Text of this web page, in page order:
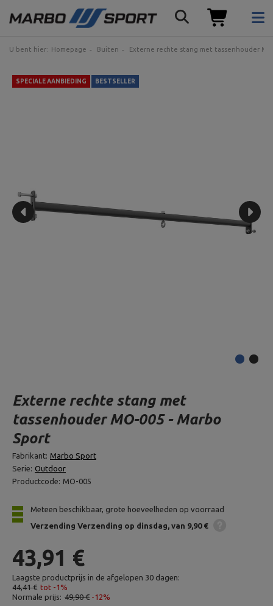
U bent hier: Homepage Buiten Externe rechte stang met tassenhouder
SPECIALE AANBIEDING BESTSELLER
Externe rechte stang met
tassenhouder MO-005 - Marbo
Sport
Fabrikant: Marbo Sport
Serie: Outdoor
Productcode: MO-005
Meteen beschikbaar, grote hoeveelheden op voorraad
Verzending Verzending op dinsdag van 9,90 €
43,91 €
Laagste productprijs in de afgelopen 30 dagen:
44,41 € tot -1%
Normale prijs: 49,90 € -12%